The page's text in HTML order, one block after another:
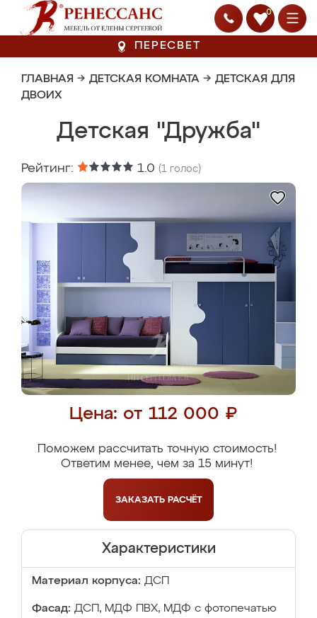
0
ПЕРЕСВЕТ
ГЛАВНАЯ → ДЕТСКАЯ КОМНАТА → ДЕТСКАЯ ДЛЯ
ДВОИХ
Детская "Дружба"
Рейтинг: 1.0 (1 голос)
Цена: от 112 000 ₽
Поможем рассчитать точную стоимость!
Ответим менее, чем за 15 минут!
ЗАКАЗАТЬ РАСЧЁТ
Характеристики
Материал корпуса: ДСП
Фасад: ДСП, МДФ ПВХ, МДФ с фотопечатью